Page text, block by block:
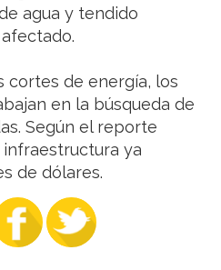
agua y tendido
cortes de energía, los
en la búsqueda de
Según el reporte
ya
de dólares.